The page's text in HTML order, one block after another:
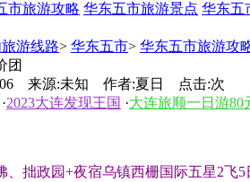
市旅游攻略 华东五市旅游景点 华东五
游线路> 华东五市> 华东五市旅游攻
团
来源:未知 作者:夏日 点击:次
·2023大连发现王国 ·大连旅顺一日游80
、拙政园+夜宿乌镇西栅国际五星2飞5